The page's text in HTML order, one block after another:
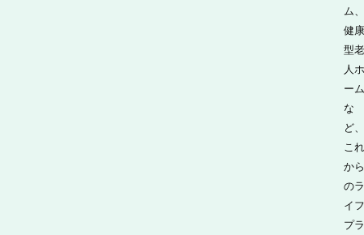
ム
健
型
人
ー
な
ど
こ
か
の
イ
プ